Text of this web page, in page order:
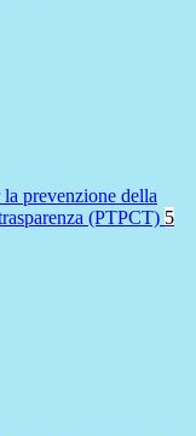
prevenzione della
(PTPCT) 5